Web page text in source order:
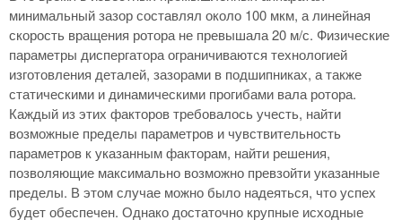
минимальный зазор составлял около 100 мкм, а линейная
скорость вращения ротора не превышала 20 м/с. Физические
параметры диспергатора ограничиваются технологией
изготовления деталей, зазорами в подшипниках, а также
статическими и динамическими прогибами вала ротора.
Каждый из этих факторов требовалось учесть, найти
возможные пределы параметров и чувствительность
параметров к указанным факторам, найти решения,
позволяющие максимально возможно превзойти указанные
пределы. В этом случае можно было надеяться, что успех
будет обеспечен. Однако достаточно крупные исходные